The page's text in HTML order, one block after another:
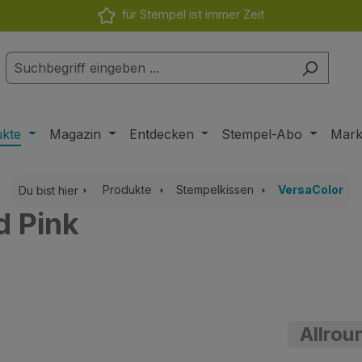
für Stempel ist immer Zeit
Magazin Entdecken Stempel-Abo
Du bist hier Produkte Stempelkissen VersaColor
Pink